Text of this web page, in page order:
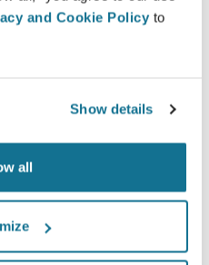
and Cookie Policy to
Show details
all
was Ihnen steht?
lässt Sie
EderIhr neues Ich
Zuhause aus über Ihr
So können Sie